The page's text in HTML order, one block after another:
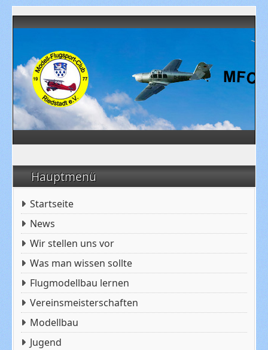
Hauptmenü
Startseite
News
Wir stellen uns vor
Was man wissen sollte
Flugmodellbau lernen
Vereinsmeisterschaften
Modellbau
Jugend